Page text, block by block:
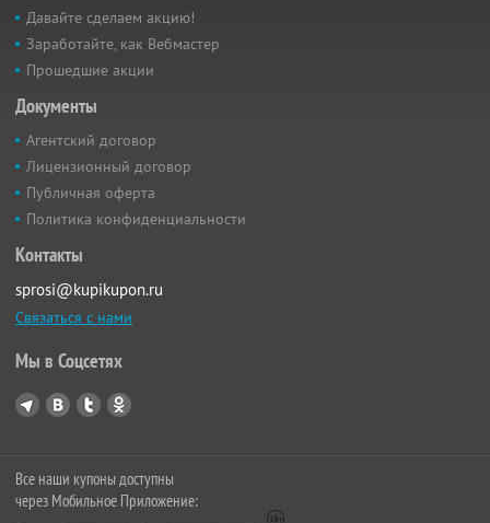
Давайте сделаем акцию!
Заработайте, как Вебмастер
Прошедшие акции
Документы
Агентский договор
Лицензионный договор
Публичная оферта
Политика конфиденциальности
Контакты
sprosi@kupikupon.ru
Связаться с нами
Мы в Соцсетях
Все наши купоны доступны
через Мобильное Приложение: